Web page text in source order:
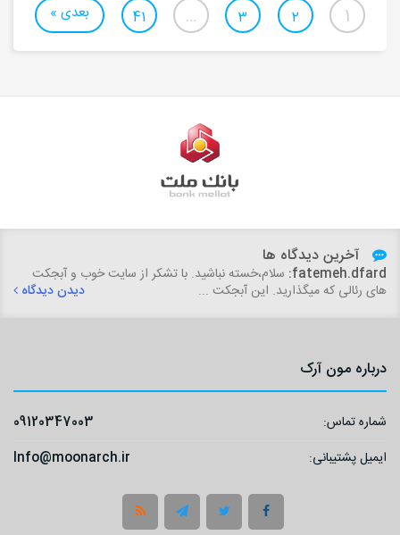
1
2
3
…
41 بعدی »
آخرین دیدگاه ها
fatemeh.dfard: سلام،خسته نباشید. با تشکر از سایت خوب و آبجکت
های رئالی که میگذارید. این آبجکت ... دیدن دیدگاه
درباره مون آرک
شماره تماس:
09120347003
ایمیل پشتیبانی:
Info@moonarch.ir